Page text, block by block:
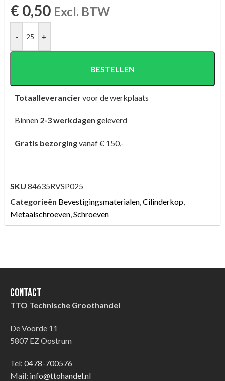
€ 0,50 Excl. BTW
- +
BESTELLEN
Totaalleveranciervoor de werkplaats
Binnen 2-3 werkdagen geleverd
Gratis bezorgingvanaf € 150,-
SKU 84635RVSP025
Categorieën Bevestigingsmaterialen,Cilinderkop,
Metaalschroeven,Schroeven
Contact
TTO Technische Groothandel
De Voorde 11
5807 EZ Oostrum
Tel: 0478-700576
Mail: info@ttohandel.nl